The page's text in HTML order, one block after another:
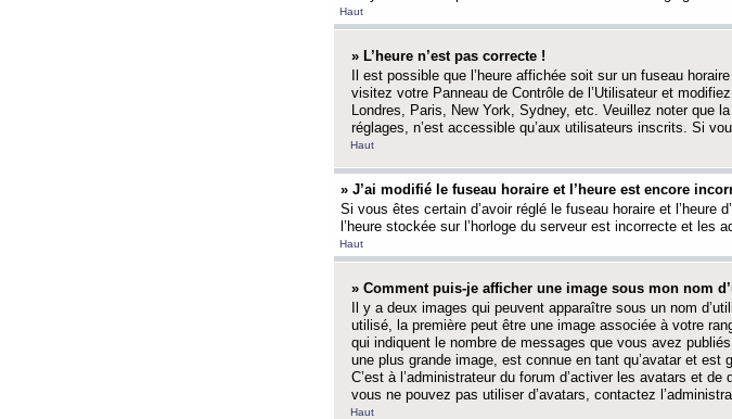
Haut
» L’heure n’est pas correcte !
Il est possible que l’heure affichée soit sur un fuseau
visitez votre Panneau de Contrôle de l’Utilisateur et
Londres, Paris, New York, Sydney, etc. Veuillez noter que
réglages, n’est accessible qu’aux utilisateurs inscrits. Si
Haut
» J’ai modifié le fuseau horaire et l’heure est encore
Si vous êtes certain d’avoir réglé le fuseau horaire et l’heure
l’heure stockée sur l’horloge du serveur est incorrecte et les
Haut
» Comment puis-je afficher une image sous mon nom
Il y a deux images qui peuvent apparaître sous un nom
utilisé, la première peut être une image associée à votre
qui indiquent le nombre de messages que vous avez
une plus grande image, est connue en tant qu’avatar et est
C’est à l’administrateur du forum d’activer les avatars et
vous ne pouvez pas utiliser d’avatars, contactez
Haut